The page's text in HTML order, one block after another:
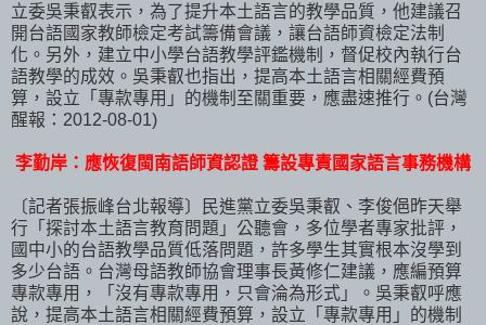
立委吳秉叡表示，為了提升本土語言的教學品質，他建議召
開台語國家教師檢定考試籌備會議，讓台語師資檢定法制
化。另外，建立中小學台語教學評鑑機制，督促校內執行台
語教學的成效。吳秉叡也指出，提高本土語言相關經費預
算，設立「專款專用」的機制至關重要，應盡速推行。(台灣
醒報：2012-08-01)
李勤岸：應恢復閩南語師資認證 籌設專責國家語言事務機構
〔記者張振峰台北報導〕民進黨立委吳秉叡、李俊俋昨天舉
行「探討本土語言教育問題」公聽會，多位學者專家批評，
國中小的台語教學品質低落問題，許多學生其實根本沒學到
多少台語。台灣母語教師協會理事長黃修仁建議，應編預算
專款專用，「沒有專款專用，只會淪為形式」。吳秉叡呼應
說，提高本土語言相關經費預算，設立「專款專用」的機制